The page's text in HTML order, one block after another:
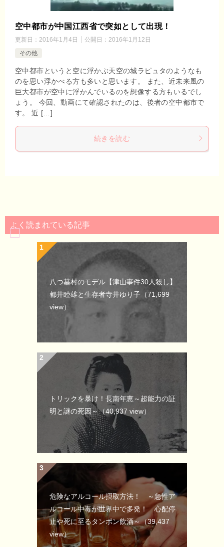
空中都市が中国江西省で突如として出現！
更新日： 2016年1月4日 公開日： 2016年1月12日
その他
空中都市というと空に浮かぶ天空の城ラピュタのようなも
のを思い浮かべる方も多いと思います。 また、近未来風の
巨大都市が空中に浮かんでいるのを想像する方もいるでし
ょう。 今回、動画にて確認されたのは、後者の空中都市で
す。 近 […]
続きを読む
よく読まれている記事
八つ墓村のモデル【津山事件30人殺し】
都井睦雄と生存者寺井ゆり子 （71,699
view）
トリックを暴け！長南年恵～超能力の証
明と謎の死因～（40,937 view）
危険なアルコール摂取方法！ ～急性ア
ルコール中毒が世界中で多発！ 心配停
止や死に至るタンポン飲酒～（39,437
view）